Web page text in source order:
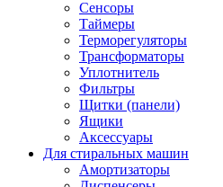
Сенсоры
Таймеры
Терморегуляторы
Трансформаторы
Уплотнитель
Фильтры
Щитки (панели)
Ящики
Аксессуары
Для стиральных машин
Амортизаторы